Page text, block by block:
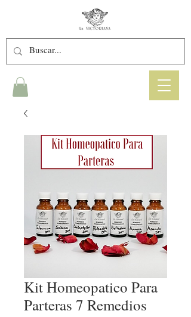
Kit Homeopatico Para
Parteras 7 Remedios